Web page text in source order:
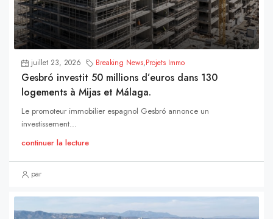
juillet 23, 2026 Breaking News,Projets Immo
Gesbró investit 50 millions d’euros dans 130
logements à Mijas et Málaga.
Le promoteur immobilier espagnol Gesbró annonce un
investissement...
continuer la lecture
par